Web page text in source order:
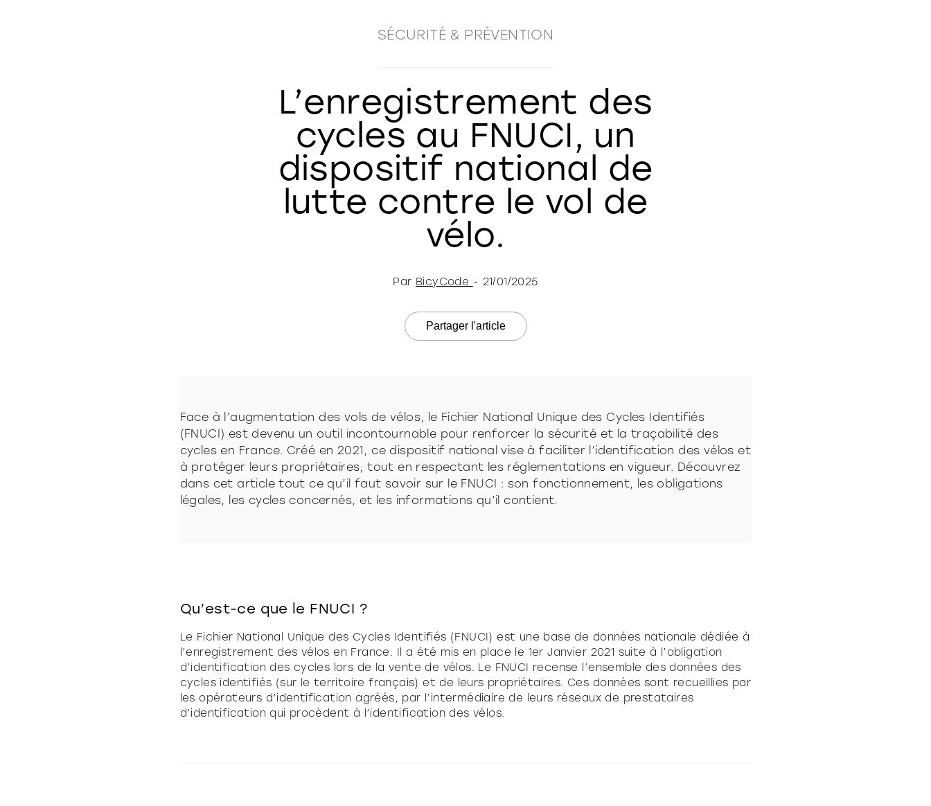
SÉCURITÉ & PRÉVENTION
L’enregistrement des
cycles au FNUCI, un
dispositif national de
lutte contre le vol de
vélo.
Par BicyCode - 21/01/2025
Partager l'article
Face à l’augmentation des vols de vélos, le Fichier National Unique des Cycles Identifiés
(FNUCI) est devenu un outil incontournable pour renforcer la sécurité et la traçabilité des
cycles en France. Créé en 2021, ce dispositif national vise à faciliter l’identification des vélos et
à protéger leurs propriétaires, tout en respectant les réglementations en vigueur. Découvrez
dans cet article tout ce qu’il faut savoir sur le FNUCI : son fonctionnement, les obligations
légales, les cycles concernés, et les informations qu’il contient.
Qu’est-ce que le FNUCI ?
Le Fichier National Unique des Cycles Identifiés (FNUCI) est une base de données nationale dédiée à
l’enregistrement des vélos en France. Il a été mis en place le 1er Janvier 2021 suite à l’obligation
d’identification des cycles lors de la vente de vélos. Le FNUCI recense l’ensemble des données des
cycles identifiés (sur le territoire français) et de leurs propriétaires. Ces données sont recueillies par
les opérateurs d’identification agréés, par l’intermédiaire de leurs réseaux de prestataires
d’identification qui procèdent à l’identification des vélos.